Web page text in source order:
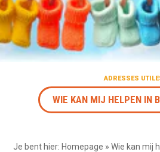
ADRESSES
WIE KAN MIJ HELPEN IN
Je bent hier: Homepage »Wie kan mij